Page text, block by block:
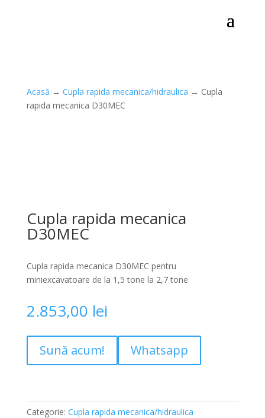
Acasă → Cupla rapida mecanica/hidraulica → Cupla
rapida mecanica D30MEC
Cupla rapida mecanica
D30MEC
Cupla rapida mecanica D30MEC pentru
miniexcavatoare de la 1,5 tone la 2,7 tone
2.853,00 lei
Sună acum! Whatsapp
Categorie: Cupla rapida mecanica/hidraulica